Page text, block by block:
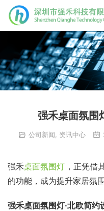
强禾桌面氛围
公司新闻 资讯中心
强禾桌面氛围灯 ，正凭借
的功能，成为提升家居氛
强禾桌面氛围灯·北欧简约